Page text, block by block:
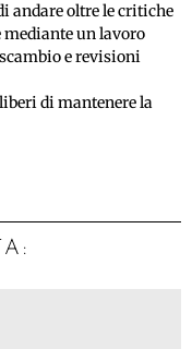
andare oltre le critiche
mediante un lavoro
e revisioni
di mantenere la